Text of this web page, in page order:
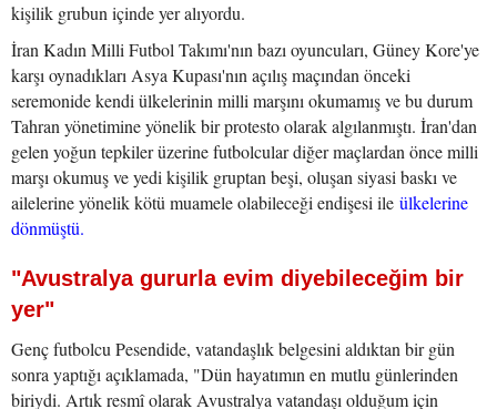
kişilik grubun içinde yer alıyordu.
İran Kadın Milli Futbol Takımı'nın bazı oyuncuları, Güney Kore'ye
karşı oynadıkları Asya Kupası'nın açılış maçından önceki
seremonide kendi ülkelerinin milli marşını okumamış ve bu durum
Tahran yönetimine yönelik bir protesto olarak algılanmıştı. İran'dan
gelen yoğun tepkiler üzerine futbolcular diğer maçlardan önce milli
marşı okumuş ve yedi kişilik gruptan beşi, oluşan siyasi baskı ve
ailelerine yönelik kötü muamele olabileceği endişesi ile ülkelerine
dönmüştü.
"Avustralya gururla evim diyebileceğim bir
yer"
Genç futbolcu Pesendide, vatandaşlık belgesini aldıktan bir gün
sonra yaptığı açıklamada, "Dün hayatımın en mutlu günlerinden
biriydi. Artık resmî olarak Avustralya vatandaşı olduğum için